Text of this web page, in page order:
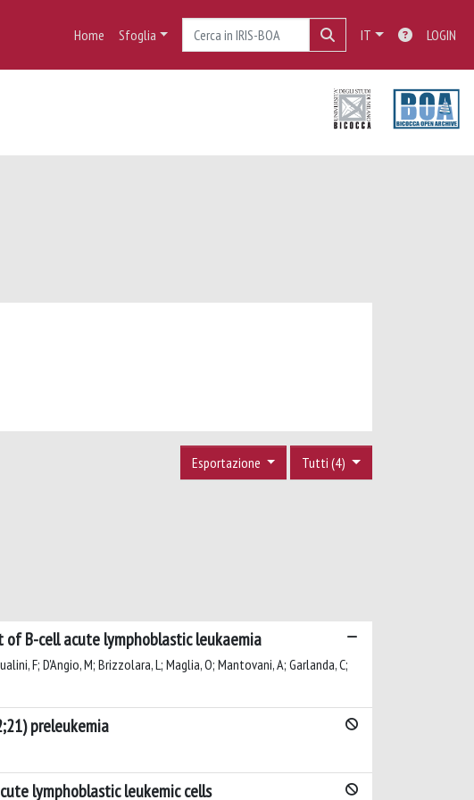
Home Sfoglia IT LOGIN
Tutti (4)
Esportazione
B-cell acute lymphoblastic leukaemia
F; D'Angio, M; Brizzolara, L; Maglia, O; Mantovani, A; Garlanda, C;
preleukemia
lymphoblastic leukemic cells